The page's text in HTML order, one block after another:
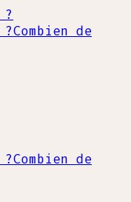
Combien de
Combien de